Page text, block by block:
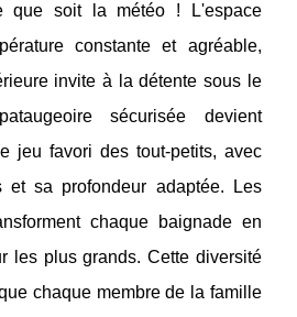
que soit la météo ! L'espace
constante et agréable,
invite à la détente sous le
sécurisée devient
jeu favori des tout-petits, avec
et sa profondeur adaptée. Les
chaque baignade en
les plus grands. Cette diversité
chaque membre de la famille